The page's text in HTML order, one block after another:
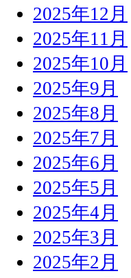
2025年12月
2025年11月
2025年10月
2025年9月
2025年8月
2025年7月
2025年6月
2025年5月
2025年4月
2025年3月
2025年2月